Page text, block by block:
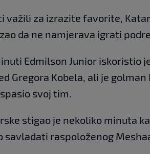
važili za izrazite favorite,
da ne namjerava igrati
Edmilson Junior iskoristio
Gregora Kobela, ali je
svoj tim.
stigao je nekoliko minuta
savladati raspoloženog